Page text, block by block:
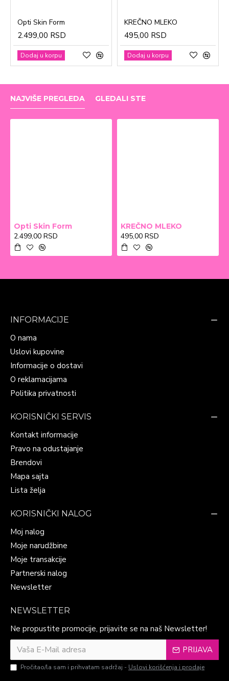
Opti Skin Form
2.499,00 RSD
Dodaj u korpu
KREČNO MLEKO
495,00 RSD
Dodaj u korpu
NAJVIŠE PREGLEDA GLEDALI STE
Opti Skin Form
2.499,00 RSD
KREČNO MLEKO
495,00 RSD
INFORMACIJE
O nama
Uslovi kupovine
Informacije o dostavi
O reklamacijama
Politika privatnosti
KORISNIČKI SERVIS
Kontakt informacije
Pravo na odustajanje
Brendovi
Mapa sajta
Lista želja
KORISNIČKI NALOG
Moj nalog
Moje narudžbine
Moje transakcije
Partnerski nalog
Newsletter
NEWSLETTER
Ne propustite promocije, prijavite se na naš Newsletter!
PRIJAVA
Pročitao/la sam i prihvatam sadržaj - Uslovi korišćenja i prodaje